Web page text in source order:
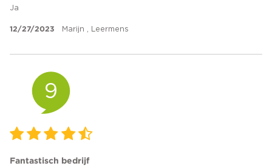
Ja
12/27/2023 Marijn , Leermens
9
Fantastisch bedrijf